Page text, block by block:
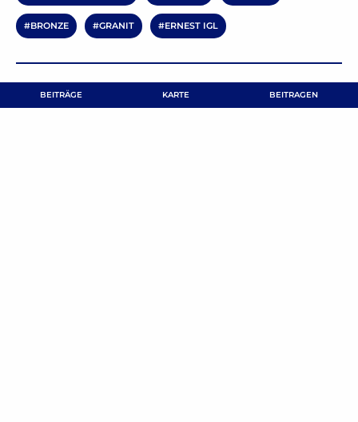
BEITRÄGE KARTE BEITRAGEN
BRONZE GRANIT ERNEST IGL
BEITRAG TEILEN